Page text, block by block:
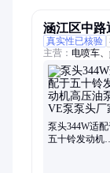
涵江区中路
真实性已核验
主营： 电喷车
k15柱塞、泵
嘴、730油嘴
阀组件、传动
泵头344W适
五十铃发动机高